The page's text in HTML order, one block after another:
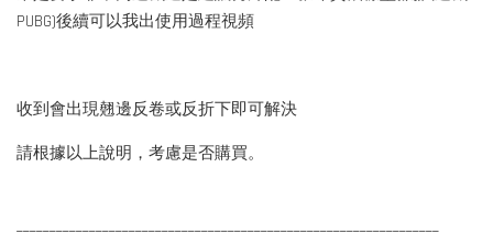
PUBG)後續可以我出使用過程視頻
收到會出現翹邊反卷或反折下即可解決
請根據以上說明，考慮是否購買。